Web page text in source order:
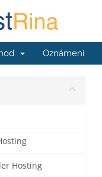
Oznámení
Hosting